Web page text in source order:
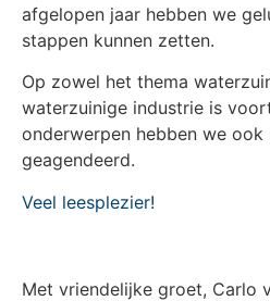
afgelopen jaar hebben we
stappen kunnen zetten.
Op zowel het thema
waterzuinige industrie is
onderwerpen hebben we
geagendeerd.
Veel leesplezier!
Met vriendelijke groet, Carlo